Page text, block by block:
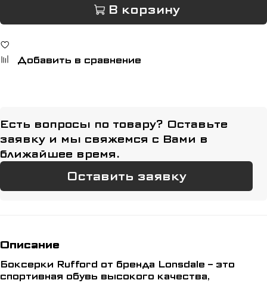
В корзину
Добавить в сравнение
Есть вопросы по товару? Оставьте
заявку и мы свяжемся с Вами в
ближайшее время.
Оставить заявку
Описание
Боксерки Rufford от бренда Lonsdale – это
спортивная обувь высокого качества,